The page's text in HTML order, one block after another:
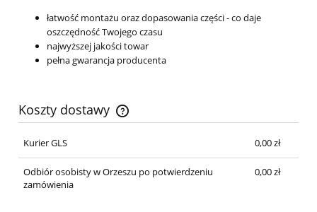
łatwość montażu oraz dopasowania części - co daje
oszczędność Twojego czasu
najwyższej jakości towar
pełna gwarancja producenta
Koszty dostawy
Cena nie zawiera ewentualnych kosztów płatności
Kurier GLS
0,00 zł
Odbiór osobisty w Orzeszu po potwierdzeniu
zamówienia
0,00 zł